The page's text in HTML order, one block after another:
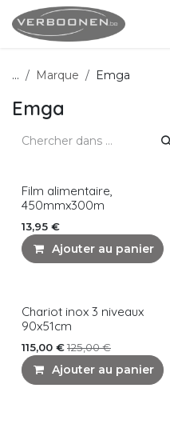
Se rendre au contenu
... Marque Emga
Emga
Film alimentaire,
450mmx300m
13,95 €
Ajouter au panier
Chariot inox 3 niveaux
90x51cm
115,00 €125,00€
Ajouter au panier